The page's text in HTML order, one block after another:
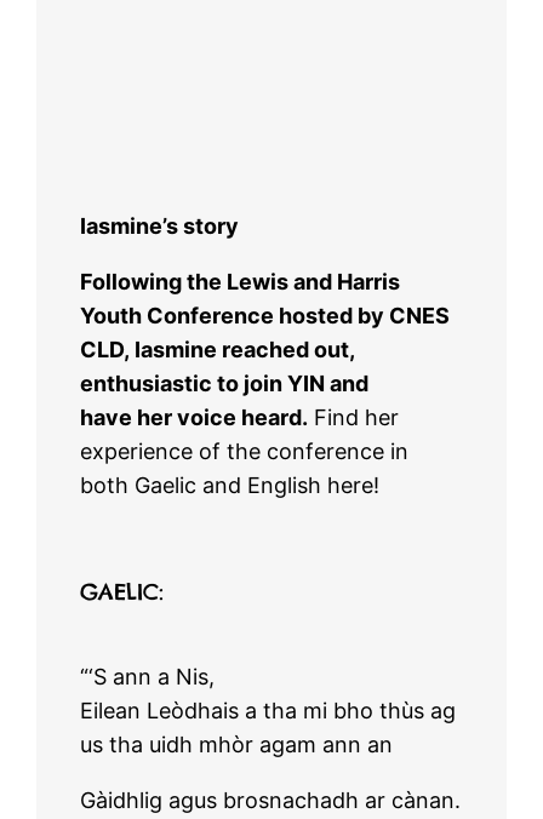
Iasmine’s story
Following the Lewis and Harris
Youth Conference hosted by CNES
CLD, Iasmine reached out,
enthusiastic to join YIN and
have her voice heard. Find her
experience of the conference in
both Gaelic and English here!
GAELIC:
“‘S ann a Nis,
Eilean Leòdhais a tha mi bho thùs ag
us tha uidh mhòr agam ann an
Gàidhlig agus brosnachadh ar cànan.